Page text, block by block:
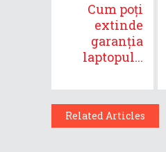
Cum poți
extinde
garanția
laptopul...
Related Articles